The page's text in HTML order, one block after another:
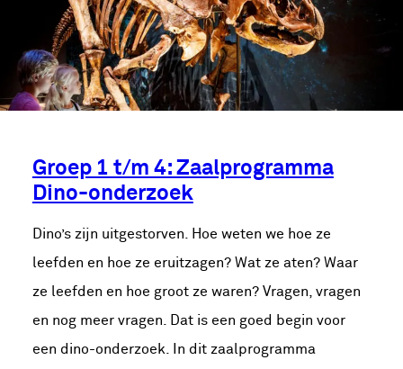
Groep 1 t/m 4: Zaalprogramma
Dino-onderzoek
Dino’s zijn uitgestorven. Hoe weten we hoe ze
leefden en hoe ze eruitzagen? Wat ze aten? Waar
ze leefden en hoe groot ze waren? Vragen, vragen
en nog meer vragen. Dat is een goed begin voor
een dino-onderzoek. In dit zaalprogramma